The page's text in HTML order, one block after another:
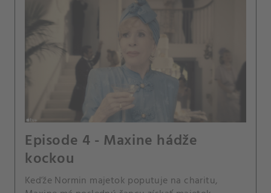
Episode 4 - Maxine hádže
kockou
Keďže Normin majetok poputuje na charitu,